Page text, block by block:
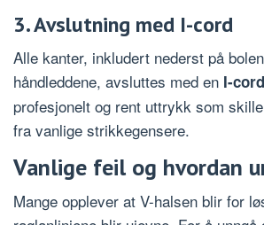
3. Avslutning med I-cord
Alle kanter, inkludert nederst på
håndleddene, avsluttes med en I-
profesjonelt og rent uttrykk som
fra vanlige strikkegensere.
Vanlige feil og hvordan
Mange opplever at V-halsen blir for